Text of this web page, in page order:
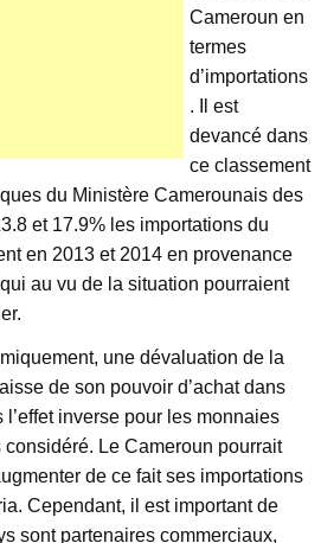
Cameroun en
termes
d’importations
. Il est
devancé dans
ce classement
du Ministère Camerounais des
et 17.9% les importations du
en 2013 et 2014 en provenance
au vu de la situation pourraient
une dévaluation de la
de son pouvoir d’achat dans
l’effet inverse pour les monnaies
Le Cameroun pourrait
de ce fait ses importations
Cependant, il est important de
sont partenaires commerciaux,